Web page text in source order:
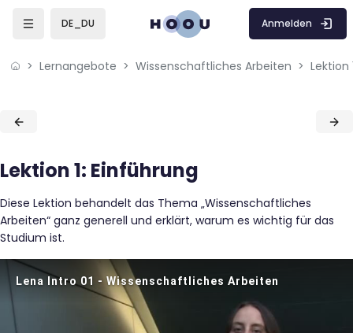
Skip to sidebar navigation menu
Skip to mobile navigation menu
DE_DU Anmelden
Lernangebote Wissenschaftliches Arbeiten Lektion
Blöcke
Blöcke
Lektion 1: Einführung
Diese Lektion behandelt das Thema „Wissenschaftliches
Arbeiten“ ganz generell und erklärt, warum es wichtig für das
Studium ist.